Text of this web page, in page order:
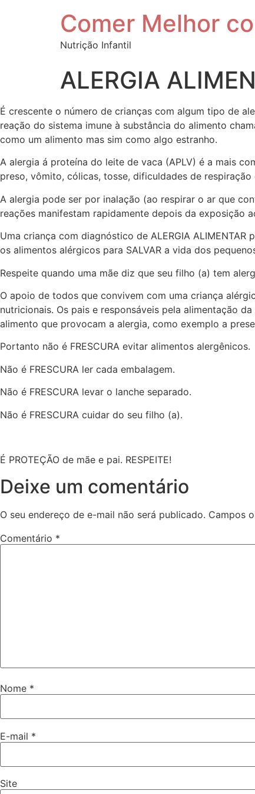
Comer Melhor
Nutrição Infantil
ALERGIA
É crescente o número de crianças com algum tipo de
reação do sistema imune à substância do alimento
como um alimento mas sim como algo estranho.
A alergia á proteína do leite de vaca (APLV) é a mais
preso, vômito, cólicas, tosse, dificuldades de respiração
A alergia pode ser por inalação (ao respirar o ar que
reações manifestam rapidamente depois da exposição
Uma criança com diagnóstico de ALERGIA
os alimentos alérgicos para SALVAR a vida dos
Respeite quando uma mãe diz que seu filho (a) tem
O apoio de todos que convivem com uma criança
nutricionais. Os pais e responsáveis pela alimentação
alimento que provocam a alergia, como exemplo a
Portanto não é FRESCURA evitar alimentos alergênicos.
Não é FRESCURA ler cada embalagem.
Não é FRESCURA levar o lanche separado.
Não é FRESCURA cuidar do seu filho (a).
É PROTEÇÃO de mãe e pai. RESPEITE!
Deixe um comentário
O seu endereço de e-mail não será publicado. Campos
Comentário *
Nome *
E-mail *
Site